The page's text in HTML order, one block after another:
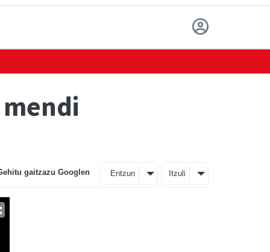
gaitzazu Googlen Entzun Itzuli